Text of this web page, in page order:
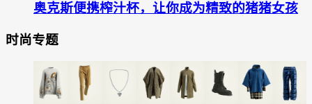
奥克斯便携榨汁杯，让你成为精致的猪猪女孩
时尚专题